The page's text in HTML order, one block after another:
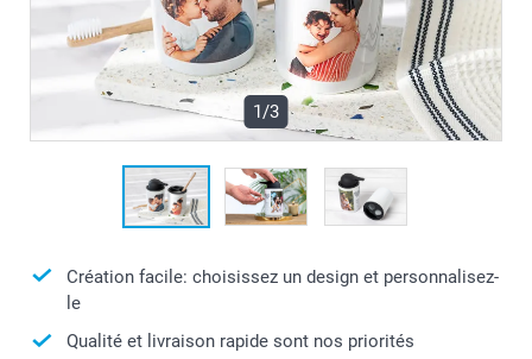
1/3
Création facile: choisissez un design et personnalisez-
le
Qualité et livraison rapide sont nos priorités